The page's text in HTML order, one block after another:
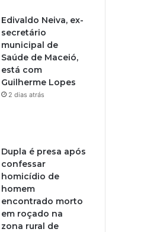
Edivaldo Neiva, ex-
secretário
municipal de
Saúde de Maceió,
está com
Guilherme Lopes
2 dias atrás
Dupla é presa após
confessar
homicídio de
homem
encontrado morto
em roçado na
zona rural de